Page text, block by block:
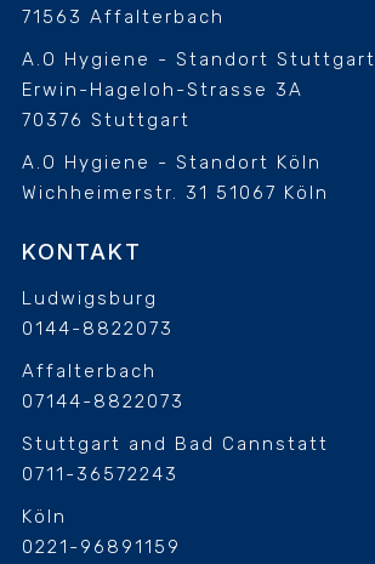
71563 Affalterbach
A.O Hygiene - Standort Stuttgart
Erwin-Hageloh-Strasse 3A
70376 Stuttgart
A.O Hygiene - Standort Köln
Wichheimerstr. 31 51067 Köln
KONTAKT
Ludwigsburg
0144-8822073
Affalterbach
07144-8822073
Stuttgart and Bad Cannstatt
0711-36572243
Köln
0221-96891159